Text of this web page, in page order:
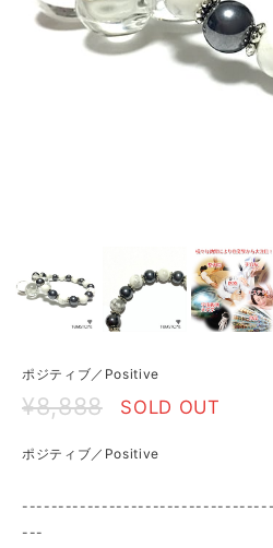
ポジティブ／Positive
¥8,888 SOLD OUT
ポジティブ／Positive
---